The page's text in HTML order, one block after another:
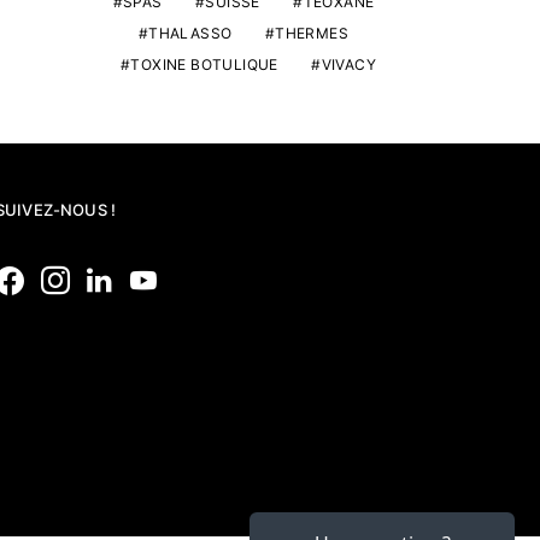
THALASSO
THERMES
TOXINE BOTULIQUE
VIVACY
NOUS !